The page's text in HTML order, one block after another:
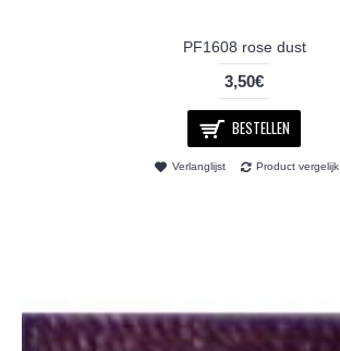
PF1608 rose dust
3,50€
BESTELLEN
Verlanglijst Product vergelijk